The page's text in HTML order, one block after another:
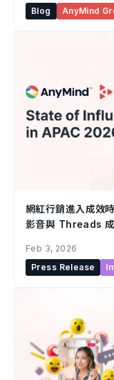
Blog
AnyMind
網紅行銷進入成效
影音與 Threads
Feb 3, 2026
Press Release